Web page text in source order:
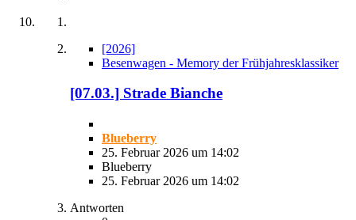
[2026]
Besenwagen - Memory der Frühjahresklassiker
[07.03.] Strade Bianche
Blueberry
25. Februar 2026 um 14:02
Blueberry
25. Februar 2026 um 14:02
Antworten